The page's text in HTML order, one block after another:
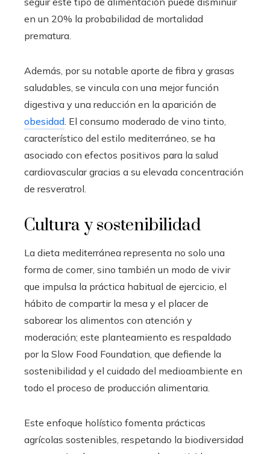
en un 20% la probabilidad de mortalidad
prematura.
Además, por su notable aporte de fibra y grasas
saludables, se vincula con una mejor función
digestiva y una reducción en la aparición de
obesidad. El consumo moderado de vino tinto,
característico del estilo mediterráneo, se ha
asociado con efectos positivos para la salud
cardiovascular gracias a su elevada concentración
de resveratrol.
Cultura y sostenibilidad
La dieta mediterránea representa no solo una
forma de comer, sino también un modo de vivir
que impulsa la práctica habitual de ejercicio, el
hábito de compartir la mesa y el placer de
saborear los alimentos con atención y
moderación; este planteamiento es respaldado
por la Slow Food Foundation, que defiende la
sostenibilidad y el cuidado del medioambiente en
todo el proceso de producción alimentaria.
Este enfoque holístico fomenta prácticas
agrícolas sostenibles, respetando la biodiversidad